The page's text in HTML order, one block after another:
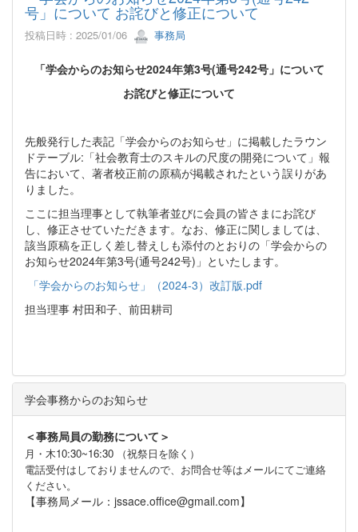
号」について お詫びと修正について
投稿日時 : 2025/01/06 事務局
「学会からのお知らせ2024年第3号(通号242号」について
お詫びと修正について
先般発行した表記「学会からのお知らせ」に掲載したラウン
ドテーブル:「社会教育士のスキルの尺度の開発について」報
告において、著者校正前の原稿が掲載されたという誤りがあ
りました。
ここに担当理事として執筆者並びに会員の皆さまにお詫び
し、修正させていただきます。なお、修正に関しましては、
該当原稿を正しく差し替えしも添付のとおりの「学会からの
お知らせ2024年第3号(通号242号)」といたします。
「学会からのお知らせ」（2024-3）改訂版.pdf
担当理事 村田和子、前田耕司
学会事務からのお知らせ
＜事務局員の勤務について＞
月・木10:30~16:30 （祝祭日を除く）
電話受付はしておりませんので、お問合せ等はメールにてご連絡
ください。
【事務局メール：jssace.office@gmail.com】